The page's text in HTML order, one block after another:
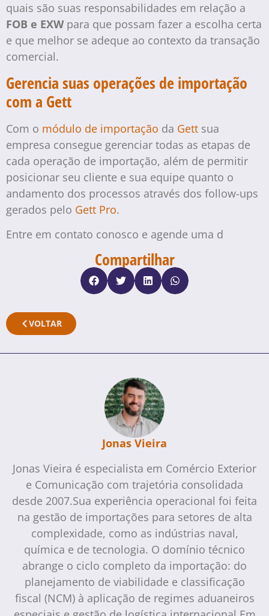
quais são suas responsabilidades em relação a
FOB e EXWpara que possam fazer a escolha certa
e que melhor se adeque ao contexto da transação
comercial.
Gerencia suas operações de importação
com a Gett
Com o módulo de importação da Gett sua
empresa consegue gerenciar todas as etapas de
cada operação de importação, além de permitir
posicionar seu cliente e sua equipe quanto o
andamento dos processos através dos follow-ups
gerados pelo Gett Pro.
Entre em contato conosco e agende uma d
Compartilhar
VOLTAR
Jonas Vieira
Jonas Vieira é especialista em Comércio Exterior
e Comunicação com trajetória consolidada
desde 2007.Sua experiência operacional foi feita
na gestão de importações para setores de alta
complexidade, como as indústrias naval,
química e de tecnologia. O domínio técnico
abrange o ciclo completo da importação: do
planejamento de viabilidade e classificação
fiscal (NCM) à aplicação de regimes aduaneiros